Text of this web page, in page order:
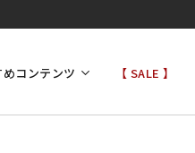
コンテンツ 【 SALE 】